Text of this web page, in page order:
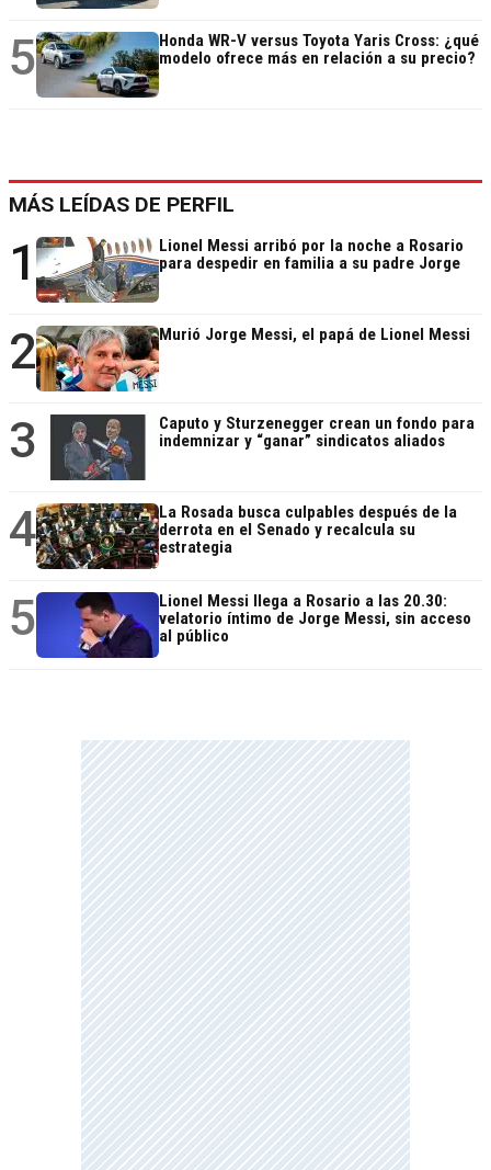
5
Honda WR-V versus Toyota Yaris Cross: ¿qué
modelo ofrece más en relación a su precio?
MÁS LEÍDAS DE PERFIL
1
Lionel Messi arribó por la noche a Rosario
para despedir en familia a su padre Jorge
2 Murió Jorge Messi, el papá de Lionel Messi
3
Caputo y Sturzenegger crean un fondo para
indemnizar y “ganar” sindicatos aliados
4
La Rosada busca culpables después de la
derrota en el Senado y recalcula su
estrategia
5
Lionel Messi llega a Rosario a las 20.30:
velatorio íntimo de Jorge Messi, sin acceso
al público